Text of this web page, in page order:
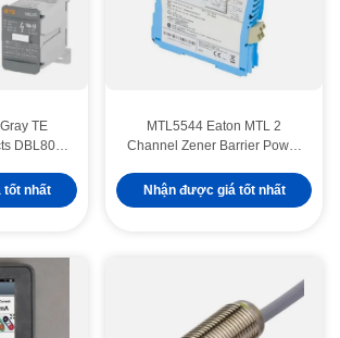
TE
DBL80
sắt
tốt nhất
MTL5544 Eaton MTL 2
Channel Zener Barrier Power
Nhận được giá tốt nhất